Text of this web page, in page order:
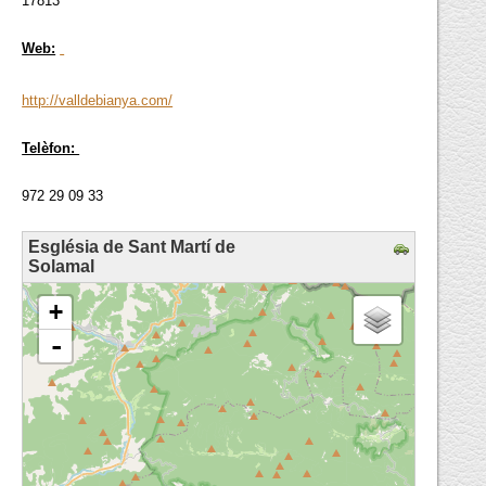
Web:
http://valldebianya.com/
Telèfon:
972 29 09 33
Església de Sant Martí de
Solamal
loading map - please wait...
+
-